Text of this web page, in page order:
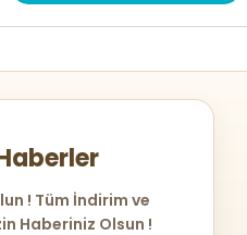
! Tüm İndirim ve
Haberiniz Olsun !